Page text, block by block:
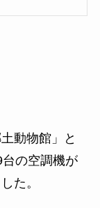
動物館」と
台の空調機が
た。